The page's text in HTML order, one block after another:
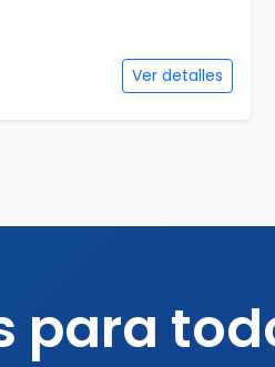
Ver detalles
para